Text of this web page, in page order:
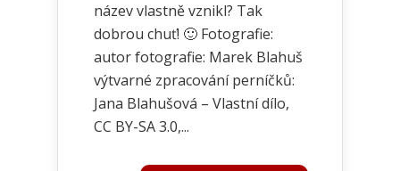
název vlastně vznikl? Tak
dobrou chuť! 🙂 Fotografie:
autor fotografie: Marek Blahuš
výtvarné zpracování perníčků:
Jana Blahušová – Vlastní dílo,
CC BY-SA 3.0,...